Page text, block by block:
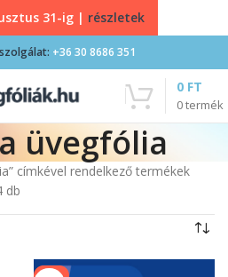
+36 30 8686 351
0termék
0 FT
üvegfólia
címkével rendelkező termékek
db
31-ig | részletek